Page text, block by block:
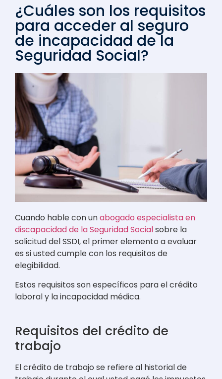
¿Cuáles son los requisitos
para acceder al seguro
de incapacidad de la
Seguridad Social?
Cuando hable con unabogado especialista en
discapacidad de la Seguridad Socialsobre la
solicitud del SSDI, el primer elemento a evaluar
es si usted cumple con los requisitos de
elegibilidad.
Estos requisitos son específicos para el crédito
laboral y la incapacidad médica.
Requisitos del crédito de
trabajo
El crédito de trabajo se refiere al historial de